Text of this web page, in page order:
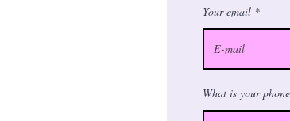
Your email
What is your